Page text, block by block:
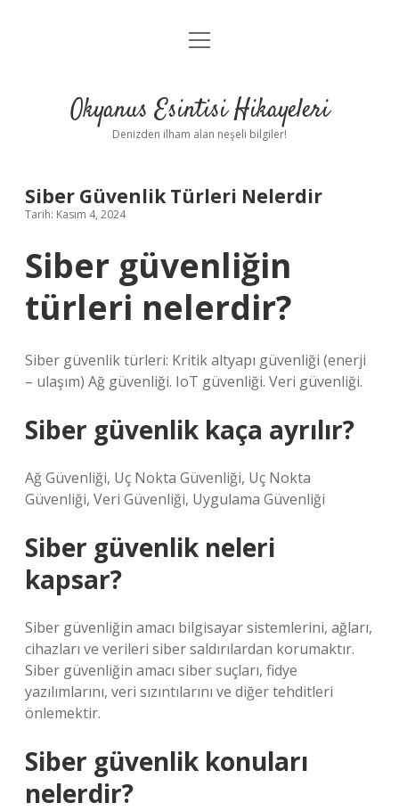
Anasayfa
Yasal Uyarı
menüyü
Okyanus Esintisi Hikayeleri
Denizden ilham alan neşeli bilgiler!
Siber Güvenlik Türleri Nelerdir
Tarih: Kasım 4, 2024
Siber güvenliğin
türleri nelerdir?
Siber güvenlik türleri: Kritik altyapı güvenliği (enerji
– ulaşım) Ağ güvenliği. IoT güvenliği. Veri güvenliği.
Siber güvenlik kaça ayrılır?
Ağ Güvenliği, Uç Nokta Güvenliği, Uç Nokta
Güvenliği, Veri Güvenliği, Uygulama Güvenliği
Siber güvenlik neleri
kapsar?
Siber güvenliğin amacı bilgisayar sistemlerini, ağları,
cihazları ve verileri siber saldırılardan korumaktır.
Siber güvenliğin amacı siber suçları, fidye
yazılımlarını, veri sızıntılarını ve diğer tehditleri
önlemektir.
Siber güvenlik konuları
nelerdir?